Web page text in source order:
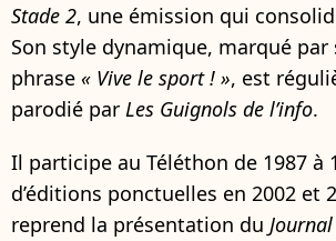
Stade 2, une émission qui
Son style dynamique, marqué par
phrase « Vive le sport ! », est
parodié par Les Guignols de l’info.
Il participe au Téléthon de 1987 à
d’éditions ponctuelles en 2002 et
reprend la présentation du